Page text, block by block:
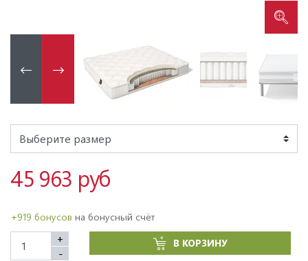
45 963 руб
+919 бонусов на бонусный счёт
+
-
В КОРЗИНУ